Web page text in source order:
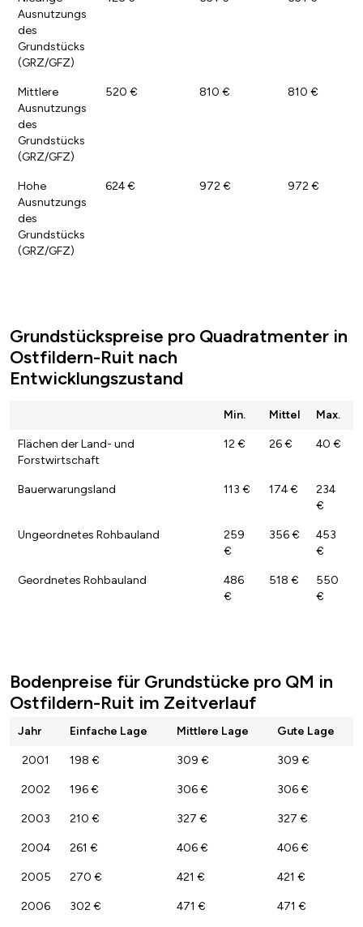
Ausnutzungs
des
Grundstücks
(GRZ/GFZ)
Mittlere
Ausnutzungs
des
Grundstücks
(GRZ/GFZ)
520 € 810 € 810 €
Hohe
Ausnutzungs
des
Grundstücks
(GRZ/GFZ)
624 € 972 € 972 €
Grundstückspreise pro Quadratmenter in
Ostfildern-Ruit nach
Entwicklungszustand
Min. Mittel Max.
Flächen der Land- und
Forstwirtschaft
12 € 26 € 40 €
Bauerwarungsland 113 € 174 €
234
€
Ungeordnetes Rohbauland
259
€
356 €
453
€
Geordnetes Rohbauland
486
€
518 €
550
€
Bodenpreise für Grundstücke pro QM in
Ostfildern-Ruit im Zeitverlauf
Jahr Einfache Lage Mittlere Lage Gute Lage
2001 198 € 309 € 309 €
2002 196 € 306 € 306 €
2003 210 € 327 € 327 €
2004 261 € 406 € 406 €
2005 270 € 421 € 421 €
2006 302 € 471 € 471 €